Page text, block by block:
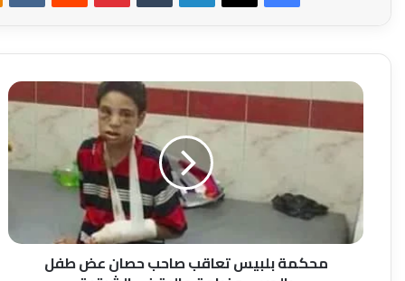
محكمة
بلبيس
تعاقب
صاحب
طفل
بالحبس
وغرامة
محكمة بلبيس تعاقب صاحب حصان عض طفل